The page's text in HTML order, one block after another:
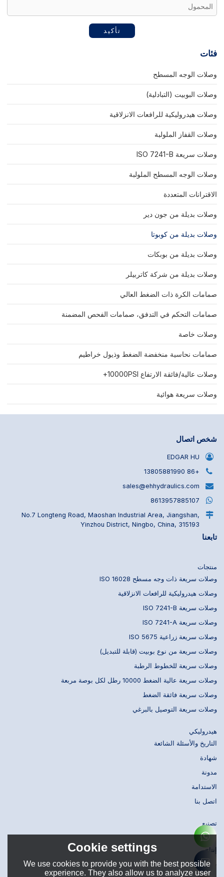
تأكيد
فئات
وصلات الوجه المسطح
وصلات البوبيت (التبادلية)
وصلات هيدروليكية للرافعات الانزلاقية
وصلات القفاز الملولبة
وصلات سريعة ISO 7241-B
وصلات الوجه المسطح الملولبة
الاقترانات المتعددة
وصلات بديلة من جون دير
وصلات بديلة من كوبوتا
وصلات بديلة من بوبكات
وصلات بديلة من شركة كاتربيلر
صمامات الكرة ذات الضغط العالي
صمامات التحكم في التدفق، صمامات الفحص المضمنة
وصلات خاصة
صمامات نحاسية منخفضة الضغط وذيول خراطيم
وصلات عالية/فائقة الارتفاع 10000PSI+
وصلات سريعة هوائية
شخص اتصال
EDGAR HU
+86 13805881990
sales@ehhydraulics.com
8613957885107
No.7 Longteng Road, Maoshan Industrial Area, Jiangshan,
Yinzhou District, Ningbo, China, 315193
تابعنا
منتجات
وصلات سريعة ذات وجه مسطح ISO 16028
وصلات هيدروليكية للرافعات الانزلاقية
وصلات سريعة ISO 7241-B
وصلات سريعة ISO 7241-A
وصلات سريعة زراعية ISO 5675
وصلات سريعة من نوع بوبيت (قابلة للتبديل)
وصلات سريعة للخطوط الرطبة
وصلات سريعة عالية الضغط 10000 رطل لكل بوصة مربعة
وصلات سريعة فائقة الضغط
وصلات سريعة التوصيل بالبرغي
هيدروليكي
التاريخ والأسئلة الشائعة
شهادة
مدونة
الاستدامة
اتصل بنا
تصنيع
تصميم
إنتاج
حَشد
Cookie settings
We use cookies to provide you with the best possible
experience. They also allow us to analyze user